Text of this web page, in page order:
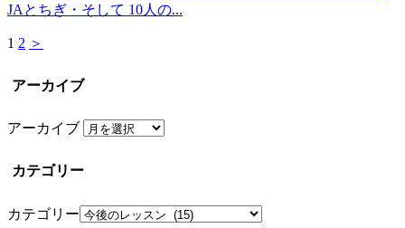
JAとちぎ・そして 10人の...
1 2 ＞
アーカイブ
アーカイブ
カテゴリー
カテゴリー